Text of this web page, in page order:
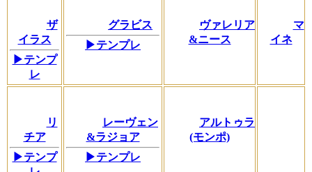
ザ
イラス
▶テンプ
レ
グラビス
▶テンプレ
ヴァレリア
&ニース
マ
イネ
リ
チア
▶テンプ
レーヴェン
&ラジョア
▶テンプレ
アルトゥラ
(モンポ)